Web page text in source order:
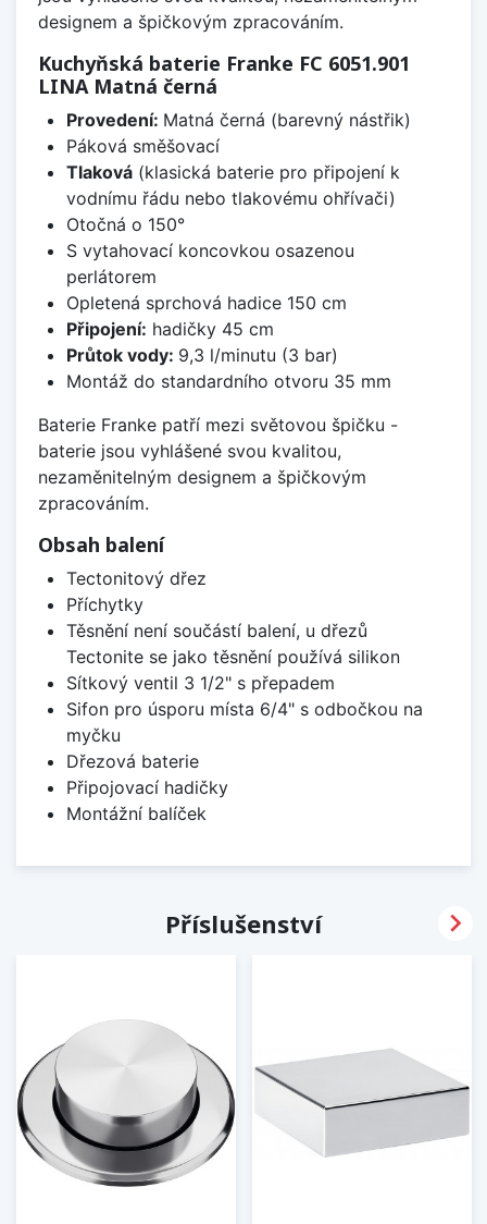
designem a špičkovým zpracováním.
Kuchyňská baterie Franke FC 6051.901
LINA Matná černá
Provedení: Matná černá (barevný nástřik)
Páková směšovací
Tlaková(klasická baterie pro připojení k
vodnímu řádu nebo tlakovému ohřívači)
Otočná o 150°
S vytahovací koncovkou osazenou
perlátorem
Opletená sprchová hadice 150 cm
Připojení: hadičky 45 cm
Průtok vody: 9,3 l/minutu (3 bar)
Montáž do standardního otvoru 35 mm
Baterie Franke patří mezi světovou špičku -
baterie jsou vyhlášené svou kvalitou,
nezaměnitelným designem a špičkovým
zpracováním.
Obsah balení
Tectonitový dřez
Příchytky
Těsnění není součástí balení, u dřezů
Tectonite se jako těsnění používá silikon
Sítkový ventil 3 1/2" s přepadem
Sifon pro úsporu místa 6/4" s odbočkou na
myčku
Dřezová baterie
Připojovací hadičky
Montážní balíček
Příslušenství 